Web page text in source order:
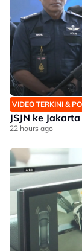
VIDEO TERKINI &
JSJN ke
22 hours ago